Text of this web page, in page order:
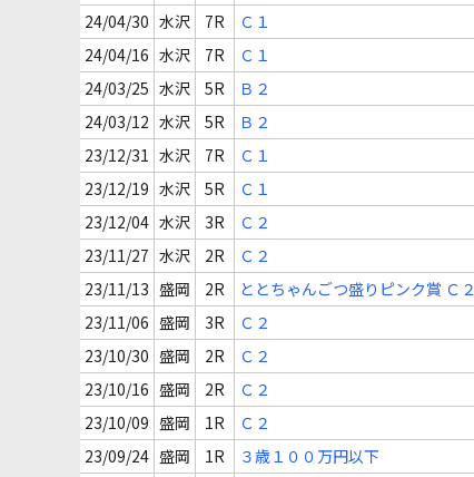
24/04/30 水沢 7R Ｃ１
24/04/16 水沢 7R Ｃ１
24/03/25 水沢 5R Ｂ２
24/03/12 水沢 5R Ｂ２
23/12/31 水沢 7R Ｃ１
23/12/19 水沢 5R Ｃ１
23/12/04 水沢 3R Ｃ２
23/11/27 水沢 2R Ｃ２
23/11/13 盛岡 2R ととちゃんごつ盛りピンク賞 Ｃ２
23/11/06 盛岡 3R Ｃ２
23/10/30 盛岡 2R Ｃ２
23/10/16 盛岡 2R Ｃ２
23/10/09 盛岡 1R Ｃ２
23/09/24 盛岡 1R ３歳１００万円以下